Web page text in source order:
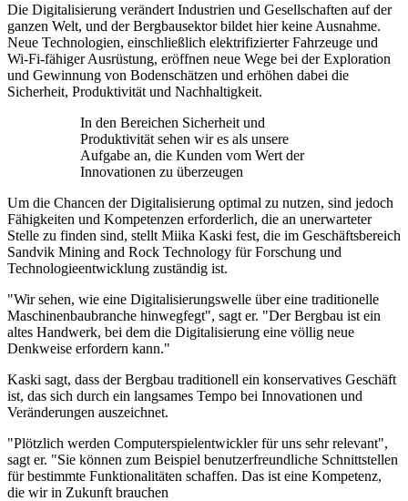
Die Digitalisierung verändert Industrien und Gesellschaften auf der
ganzen Welt, und der Bergbausektor bildet hier keine Ausnahme.
Neue Technologien, einschließlich elektrifizierter Fahrzeuge und
Wi-Fi-fähiger Ausrüstung, eröffnen neue Wege bei der Exploration
und Gewinnung von Bodenschätzen und erhöhen dabei die
Sicherheit, Produktivität und Nachhaltigkeit.
In den Bereichen Sicherheit und
Produktivität sehen wir es als unsere
Aufgabe an, die Kunden vom Wert der
Innovationen zu überzeugen
Um die Chancen der Digitalisierung optimal zu nutzen, sind jedoch
Fähigkeiten und Kompetenzen erforderlich, die an unerwarteter
Stelle zu finden sind, stellt Miika Kaski fest, die im Geschäftsbereich
Sandvik Mining and Rock Technology für Forschung und
Technologieentwicklung zuständig ist.
"Wir sehen, wie eine Digitalisierungswelle über eine traditionelle
Maschinenbaubranche hinwegfegt", sagt er. "Der Bergbau ist ein
altes Handwerk, bei dem die Digitalisierung eine völlig neue
Denkweise erfordern kann."
Kaski sagt, dass der Bergbau traditionell ein konservatives Geschäft
ist, das sich durch ein langsames Tempo bei Innovationen und
Veränderungen auszeichnet.
"Plötzlich werden Computerspielentwickler für uns sehr relevant",
sagt er. "Sie können zum Beispiel benutzerfreundliche Schnittstellen
für bestimmte Funktionalitäten schaffen. Das ist eine Kompetenz,
die wir in Zukunft brauchen